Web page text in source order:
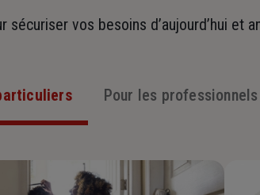
vos besoins d’aujourd’hui et
Pour les professionnels